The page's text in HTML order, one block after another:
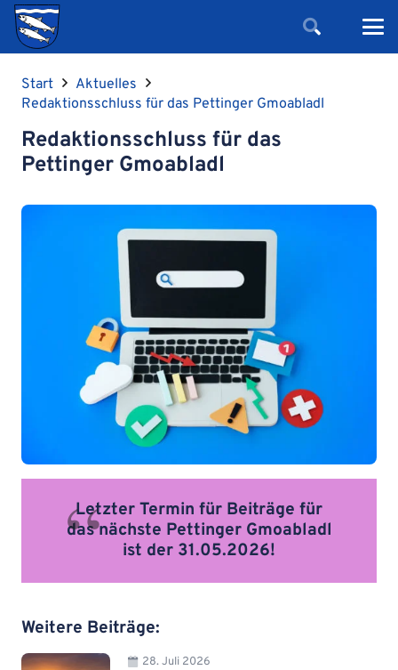
Start
Aktuelles
Redaktionsschluss für das Pettinger Gmoabladl
Redaktionsschluss für das
Pettinger Gmoabladl
Letzter Termin für Beiträge für
das nächste Pettinger Gmoabladl
ist der 31.05.2026!
Weitere Beiträge:
28. Juli 2026